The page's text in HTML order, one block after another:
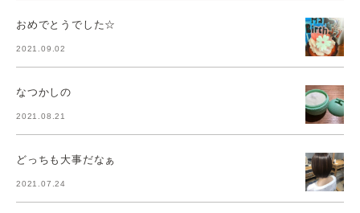
おめでとうでした☆
2021.09.02
なつかしの
2021.08.21
どっちも大事だなぁ
2021.07.24